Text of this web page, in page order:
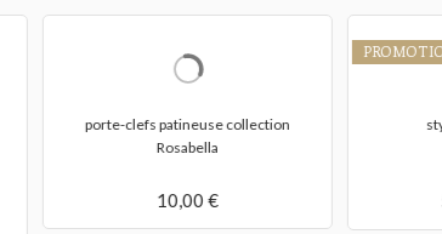
porte-clefs patin noir émaillé